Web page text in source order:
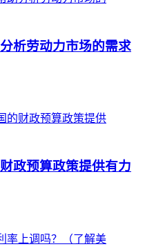
析劳动力市场的需求
政预算政策提供有力